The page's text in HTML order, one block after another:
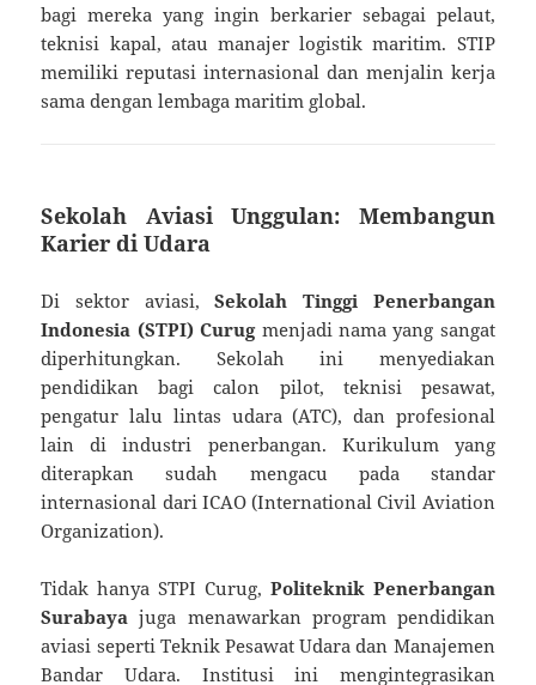
bagi mereka yang ingin berkarier sebagai pelaut,
teknisi kapal, atau manajer logistik maritim. STIP
memiliki reputasi internasional dan menjalin kerja
sama dengan lembaga maritim global.
Sekolah Aviasi Unggulan: Membangun
Karier di Udara
Di sektor aviasi,Sekolah Tinggi Penerbangan
Indonesia (STPI) Curugmenjadi nama yang sangat
diperhitungkan. Sekolah ini menyediakan
pendidikan bagi calon pilot, teknisi pesawat,
pengatur lalu lintas udara (ATC), dan profesional
lain di industri penerbangan. Kurikulum yang
diterapkan sudah mengacu pada standar
internasional dari ICAO (International Civil Aviation
Organization).
Tidak hanya STPI Curug, Politeknik Penerbangan
Surabaya juga menawarkan program pendidikan
aviasi seperti Teknik Pesawat Udara dan Manajemen
Bandar Udara. Institusi ini mengintegrasikan